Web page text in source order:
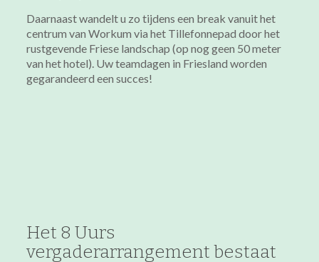
Daarnaast wandelt u zo tijdens een break vanuit het
centrum van Workum via het Tillefonnepad door het
rustgevende Friese landschap (op nog geen 50 meter
van het hotel). Uw teamdagen in Friesland worden
gegarandeerd een succes!
Het 8 Uurs
vergaderarrangement bestaat